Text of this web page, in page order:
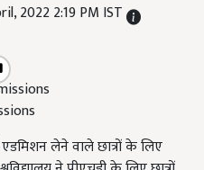
2022 2:19 PM IST
एडमिशन लेने वाले छात्रों के लिए